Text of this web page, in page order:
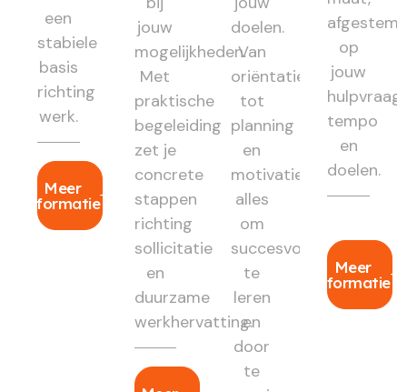
een
stabiele
basis
richting
werk.
Meer
informatie
jouw
mogelijkheden.
Met
praktische
begeleiding
zet je
concrete
stappen
richting
sollicitatie
en
duurzame
werkhervatting.
doelen.
Van
oriëntatie
tot
planning
en
motivatie:
alles
om
succesvol
te
leren
en
door
te
op
jouw
hulpvraag,
tempo
en
doelen.
Meer
informatie